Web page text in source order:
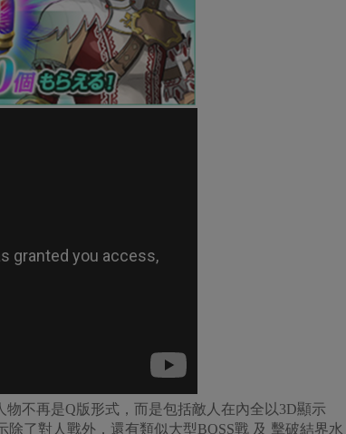
不再是Q版形式，而是包括敵人在內全以3D顯示
除了對人戰外，還有類似大型BOSS戰 及 擊破結界水